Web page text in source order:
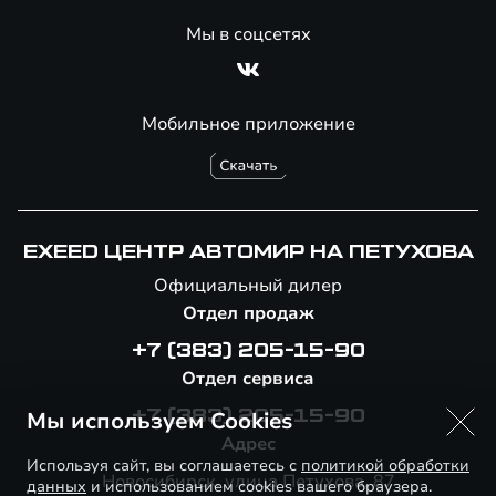
Мобильное приложение
Мы в соцсетях
EXEED ЦЕНТР АВТОМИР НА ПЕТУХОВА
Официальный дилер
Отдел продаж
+7 (383) 205-15-90
Отдел сервиса
+7 (383) 205-15-90
Адрес
Новосибирск, улица Петухова, 87
Мы используем Cookies
Используя сайт, вы соглашаетесь с политикой обработки
данных и использованием cookies вашего браузера.